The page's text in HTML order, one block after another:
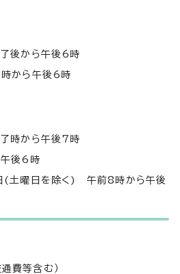
後から午後6時
から午後6時
時から午後7時
後6時
(土曜日を除く) 午前8時から午後
費等含む）